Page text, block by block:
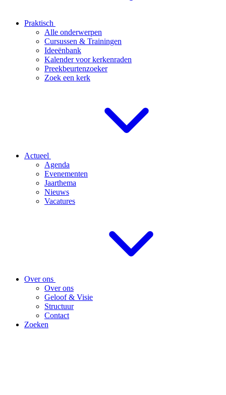
Praktisch
Alle onderwerpen
Cursussen & Trainingen
Ideeënbank
Kalender voor kerkenraden
Preekbeurtenzoeker
Zoek een kerk
Actueel
Agenda
Evenementen
Jaarthema
Nieuws
Vacatures
Over ons
Over ons
Geloof & Visie
Structuur
Contact
Zoeken